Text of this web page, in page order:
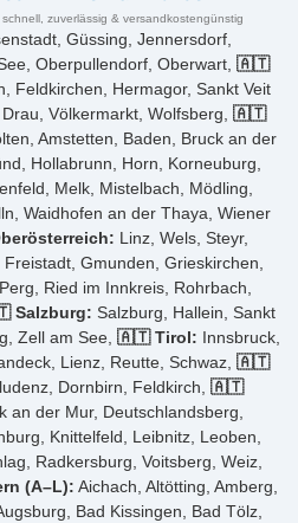
zuverlässig & versandkostengünstig
Güssing, Jennersdorf,
Oberpullendorf, Oberwart, 🇦🇹
Feldkirchen, Hermagor, Sankt Veit
Völkermarkt, Wolfsberg, 🇦🇹
Amstetten, Baden, Bruck an der
Hollabrunn, Horn, Korneuburg,
Melk, Mistelbach, Mödling,
Waidhofen an der Thaya, Wiener
Linz, Wels, Steyr,
Gmunden, Grieskirchen,
Ried im Innkreis, Rohrbach,
Salzburg: Salzburg, Hallein, Sankt
Zell am See, 🇦🇹 Tirol: Innsbruck,
Lienz, Reutte, Schwaz, 🇦🇹
Dornbirn, Feldkirch, 🇦🇹
an der Mur, Deutschlandsberg,
Knittelfeld, Leibnitz, Leoben,
Radkersburg, Voitsberg, Weiz,
(A–L): Aichach, Altötting, Amberg,
Bad Kissingen, Bad Tölz,